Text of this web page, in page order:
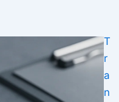
T
r
a
n